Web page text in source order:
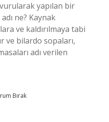
yapılan bir
ne? Kaynak
ve kaldırılmaya tabi
ve bilardo sopaları,
adı verilen
Bırak